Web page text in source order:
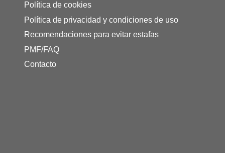
Política de cookies
Política de privacidad y condiciones de uso
Recomendaciones para evitar estafas
PMF/FAQ
Contacto